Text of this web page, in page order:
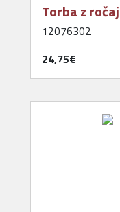
Torba z
12076302
24,75‎€